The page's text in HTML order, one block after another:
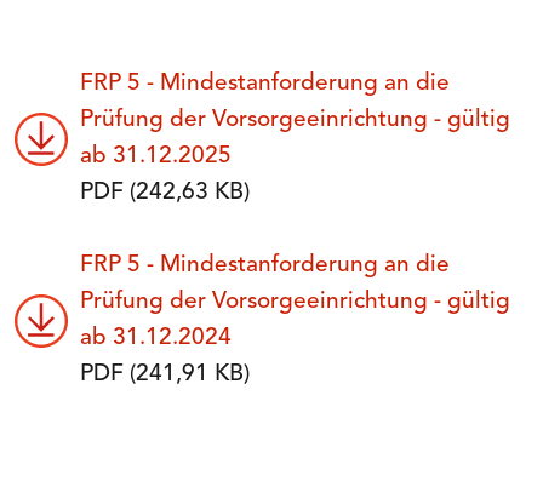
FRP 5 - Mindestanforderung an die
Prüfung der Vorsorgeeinrichtung - gültig
ab 31.12.2025
PDF (242,63 KB)
FRP 5 - Mindestanforderung an die
Prüfung der Vorsorgeeinrichtung - gültig
ab 31.12.2024
PDF (241,91 KB)